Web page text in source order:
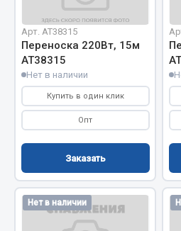
Мост задний
Система питания
Система выпуска газа
Система охлаждения
Сцепление
Тормозная система
Показать ещё
Весь раздел
Арт. AT38315
Переноска 220Вт, 15м
АТ38315
Нет в наличии
Купить в один клик
Опт
Заказать
Нет в наличии